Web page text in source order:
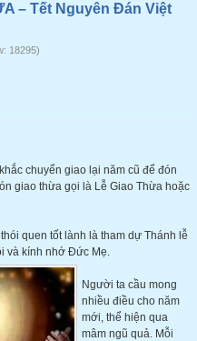
– Tết Nguyên Đán Việt
18295)
chuyển giao lại năm cũ để đón
giao thừa gọi là Lễ Giao Thừa hoặc
quen tốt lành là tham dự Thánh lễ
và kính nhớ Đức Mẹ.
Người ta cầu mong
nhiều điều cho năm
mới, thể hiện qua
mâm ngũ quả. Mỗi